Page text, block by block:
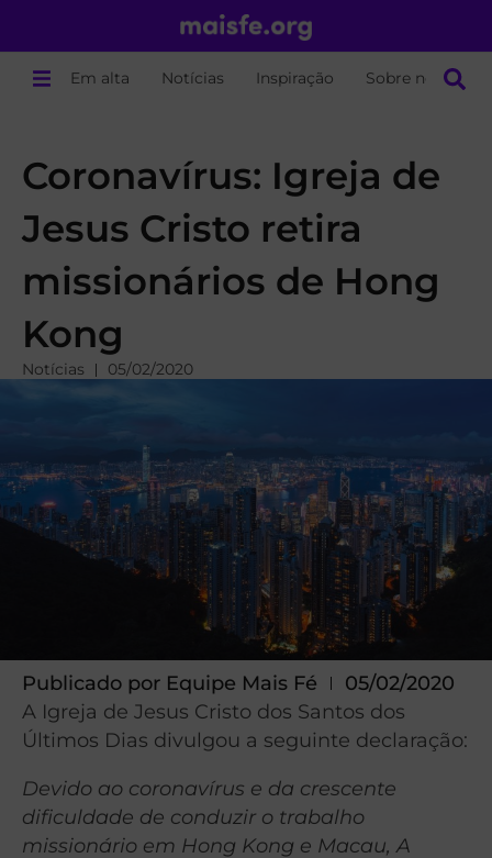
Em alta Notícias Inspiração Sobre nós
Coronavírus: Igreja de
Jesus Cristo retira
missionários de Hong
Kong
Notícias 05/02/2020
Publicado por Equipe Mais Fé
05/02/2020
A Igreja de Jesus Cristo dos Santos dos
Últimos Dias divulgou a seguinte declaração:
Devido ao coronavírus e da crescente
dificuldade de conduzir o trabalho
missionário em Hong Kong e Macau, A